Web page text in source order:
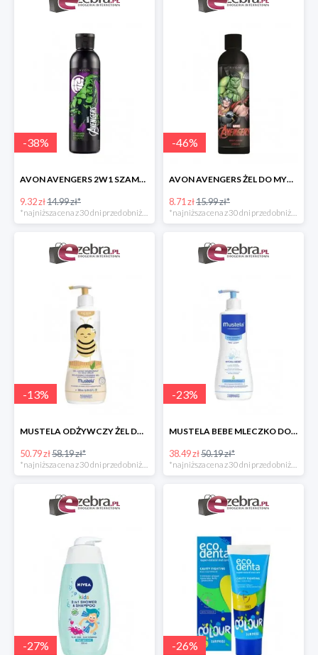
-38%
AVON AVENGERS 2W1 SZAMPON DO WŁOSÓW I ODŻYWKA
9.32 zł14.99 zł*
*najniższa cena z 30 dni przed obniżką
-46%
AVON AVENGERS ŻEL DO MYCIA CIAŁA
8.71 zł15.99 zł*
*najniższa cena z 30 dni przed obniżką
-13%
MUSTELA ODŻYWCZY ŻEL DO MYCIA DLA DZIECI
50.79 zł58.19 zł*
-23%
MUSTELA BEBE MLECZKO DO CIAŁA DLA DZIECI
38.49 zł50.19 zł*
-27% -26%